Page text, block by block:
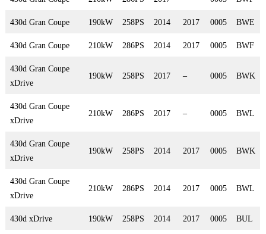
430d Gran Coupe 190kW 258PS 2014 2017 0005 BWE
430d Gran Coupe 210kW 286PS 2014 2017 0005 BWF
430d Gran Coupe
xDrive
190kW 258PS 2017 – 0005 BWK
430d Gran Coupe
xDrive
210kW 286PS 2017 – 0005 BWL
430d Gran Coupe
xDrive
190kW 258PS 2014 2017 0005 BWK
430d Gran Coupe
xDrive
210kW 286PS 2014 2017 0005 BWL
430d xDrive 190kW 258PS 2014 2017 0005 BUL